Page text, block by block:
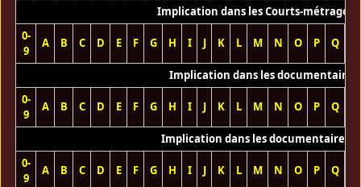
Implication dans les Courts-métrages
0-
9
A B C D E F G H I J K L M N O P Q
Implication dans les documentaires
0-
9
A B C D E F G H I J K L M N O P Q
Implication dans les documentaires
0-
9
A B C D E F G H I J K L M N O P Q